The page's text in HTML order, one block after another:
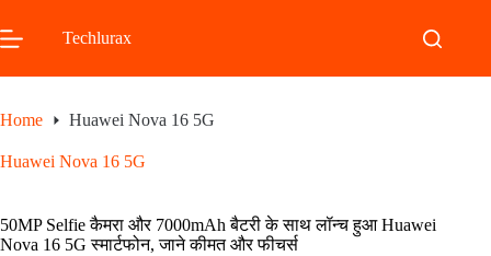
to
content
Techlurax
Home Huawei Nova 16 5G
Huawei Nova 16 5G
50MP Selfie कैमरा और 7000mAh बैटरी के साथ लॉन्च हुआ Huawei
Nova 16 5G स्मार्टफोन, जाने कीमत और फीचर्स